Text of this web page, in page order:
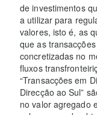
de investimentos
a utilizar para
valores, isto é, as
que as
concretizadas no
fluxos
“Transacções em
Direcção ao Sul”
no valor agregado